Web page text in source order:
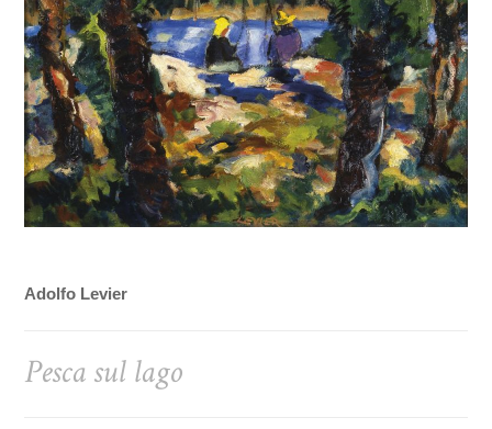
Adolfo Levier
Pesca sul lago